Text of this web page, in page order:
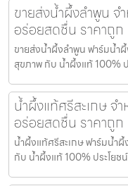
ขายส่งน้ำผึ้งลำพูน จ
อร่อยสดชื่น ราคาถูก
ขายส่งน้ำผึ้งลำพูน ฟาร์มน้ำ
สุขภาพ กับ น้ำผึ้งแท้ 100%
น้ำผึ้งแท้ศรีสะเกษ จ
อร่อยสดชื่น ราคาถูก
น้ำผึ้งแท้ศรีสะเกษ ฟาร์มน้ำ
กับ น้ำผึ้งแท้ 100% ประโยช